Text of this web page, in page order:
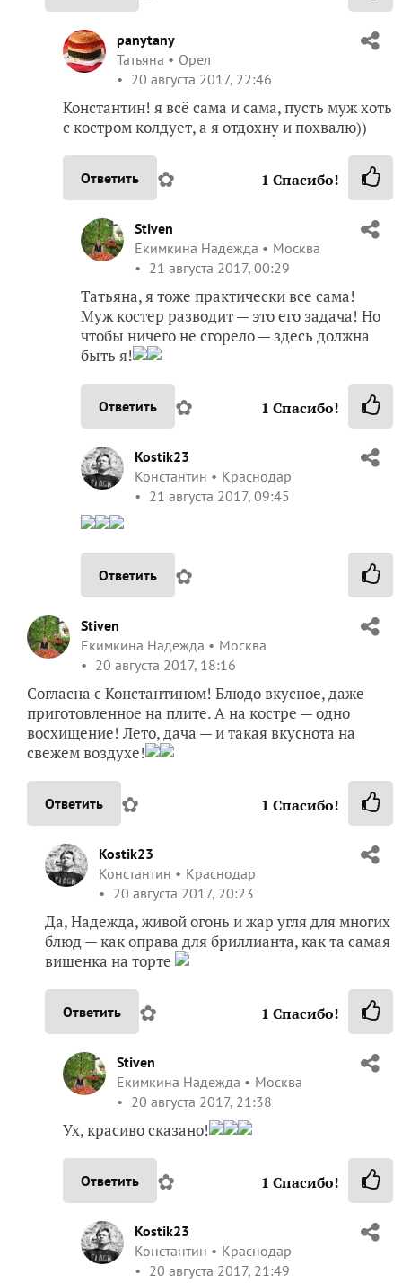
panytany
Татьяна
Орел
20 августа 2017, 22:46
Константин! я всё сама и сама, пусть муж хоть
с костром колдует, а я отдохну и похвалю))
Ответить ✿ 1 Спасибо!
Stiven
Екимкина Надежда
Москва
21 августа 2017, 00:29
Татьяна, я тоже практически все сама!
Муж костер разводит — это его задача! Но
чтобы ничего не сгорело — здесь должна
быть я!
Ответить ✿ 1 Спасибо!
Kostik23
Константин
Краснодар
21 августа 2017, 09:45
Ответить ✿
Stiven
Екимкина Надежда
Москва
20 августа 2017, 18:16
Согласна с Константином! Блюдо вкусное, даже
приготовленное на плите. А на костре — одно
восхищение! Лето, дача — и такая вкуснота на
свежем воздухе!
Ответить ✿ 1 Спасибо!
Kostik23
Константин
Краснодар
20 августа 2017, 20:23
Да, Надежда, живой огонь и жар угля для многих
блюд — как оправа для бриллианта, как та самая
вишенка на торте
Ответить ✿ 1 Спасибо!
Stiven
Екимкина Надежда
Москва
20 августа 2017, 21:38
Ух, красиво сказано!
Ответить ✿ 1 Спасибо!
Kostik23
Константин
Краснодар
20 августа 2017, 21:49